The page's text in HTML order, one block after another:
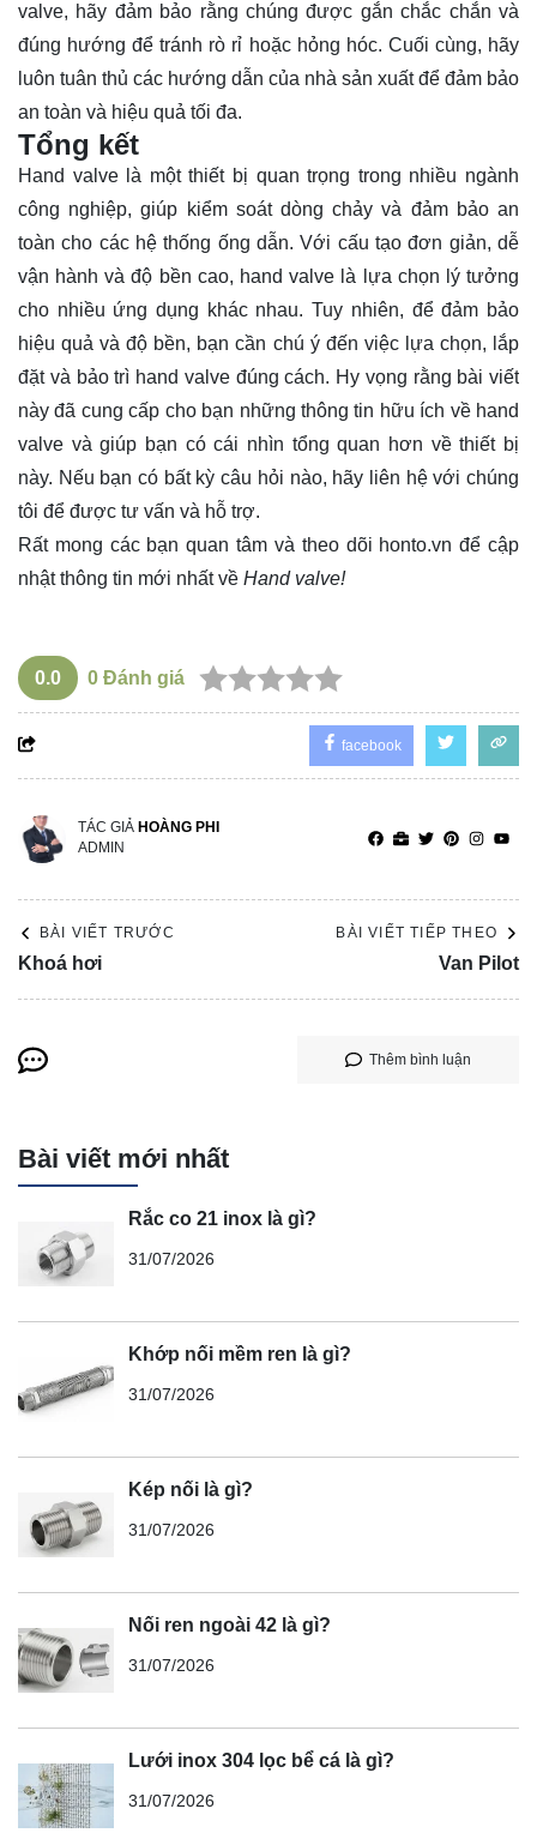
valve, hãy đảm bảo rằng chúng được gắn chắc chắn và
đúng hướng để tránh rò rỉ hoặc hỏng hóc. Cuối cùng, hãy
luôn tuân thủ các hướng dẫn của nhà sản xuất để đảm bảo
an toàn và hiệu quả tối đa.
Tổng kết
Hand valve là một thiết bị quan trọng trong nhiều ngành
công nghiệp, giúp kiểm soát dòng chảy và đảm bảo an
toàn cho các hệ thống ống dẫn. Với cấu tạo đơn giản, dễ
vận hành và độ bền cao, hand valve là lựa chọn lý tưởng
cho nhiều ứng dụng khác nhau. Tuy nhiên, để đảm bảo
hiệu quả và độ bền, bạn cần chú ý đến việc lựa chọn, lắp
đặt và bảo trì hand valve đúng cách. Hy vọng rằng bài viết
này đã cung cấp cho bạn những thông tin hữu ích về hand
valve và giúp bạn có cái nhìn tổng quan hơn về thiết bị
này. Nếu bạn có bất kỳ câu hỏi nào, hãy liên hệ với chúng
tôi để được tư vấn và hỗ trợ.
Rất mong các bạn quan tâm và theo dõi honto.vn để cập
nhật thông tin mới nhất về Hand valve!
0.0 0 Đánh giá
facebook
TÁC GIẢ HOÀNG PHI
ADMIN
BÀI VIẾT TRƯỚC
Khoá hơi
BÀI VIẾT TIẾP THEO
Van Pilot
Thêm bình luận
Bài viết mới nhất
Rắc co 21 inox là gì?
31/07/2026
Khớp nối mềm ren là gì?
31/07/2026
Kép nối là gì?
31/07/2026
Nối ren ngoài 42 là gì?
31/07/2026
Lưới inox 304 lọc bể cá là gì?
31/07/2026